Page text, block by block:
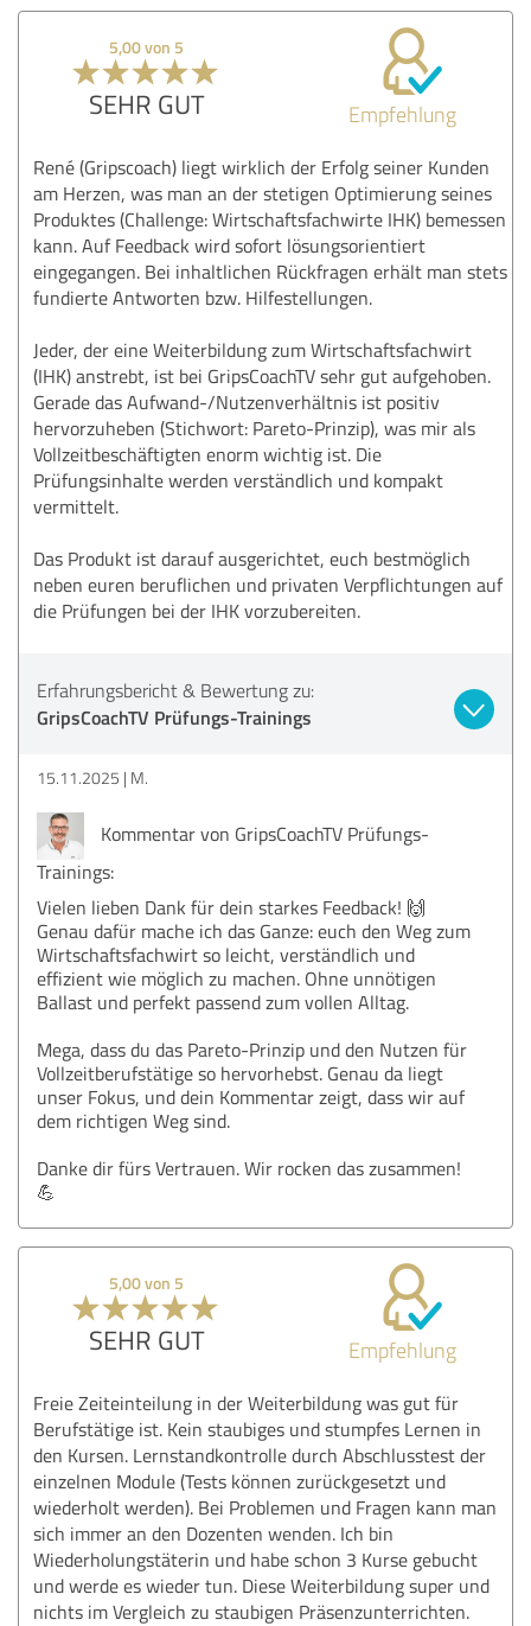
5,00 von 5
SEHR GUT Empfehlung
René (Gripscoach) liegt wirklich der Erfolg seiner Kunden
am Herzen, was man an der stetigen Optimierung seines
Produktes (Challenge: Wirtschaftsfachwirte IHK) bemessen
kann. Auf Feedback wird sofort lösungsorientiert
eingegangen. Bei inhaltlichen Rückfragen erhält man stets
fundierte Antworten bzw. Hilfestellungen.
Jeder, der eine Weiterbildung zum Wirtschaftsfachwirt
(IHK) anstrebt, ist bei GripsCoachTV sehr gut aufgehoben.
Gerade das Aufwand-/Nutzenverhältnis ist positiv
hervorzuheben (Stichwort: Pareto-Prinzip), was mir als
Vollzeitbeschäftigten enorm wichtig ist. Die
Prüfungsinhalte werden verständlich und kompakt
vermittelt.
Das Produkt ist darauf ausgerichtet, euch bestmöglich
neben euren beruflichen und privaten Verpflichtungen auf
die Prüfungen bei der IHK vorzubereiten.
Erfahrungsbericht & Bewertung zu:
GripsCoachTV Prüfungs-Trainings
15.11.2025 M.
Kommentar von GripsCoachTV Prüfungs-
Trainings:
Vielen lieben Dank für dein starkes Feedback! 🙌
Genau dafür mache ich das Ganze: euch den Weg zum
Wirtschaftsfachwirt so leicht, verständlich und
effizient wie möglich zu machen. Ohne unnötigen
Ballast und perfekt passend zum vollen Alltag.
Mega, dass du das Pareto-Prinzip und den Nutzen für
Vollzeitberufstätige so hervorhebst. Genau da liegt
unser Fokus, und dein Kommentar zeigt, dass wir auf
dem richtigen Weg sind.
Danke dir fürs Vertrauen. Wir rocken das zusammen!
💪
5,00 von 5
SEHR GUT Empfehlung
Freie Zeiteinteilung in der Weiterbildung was gut für
Berufstätige ist. Kein staubiges und stumpfes Lernen in
den Kursen. Lernstandkontrolle durch Abschlusstest der
einzelnen Module (Tests können zurückgesetzt und
wiederholt werden). Bei Problemen und Fragen kann man
sich immer an den Dozenten wenden. Ich bin
Wiederholungstäterin und habe schon 3 Kurse gebucht
und werde es wieder tun. Diese Weiterbildung super und
nichts im Vergleich zu staubigen Präsenzunterrichten.